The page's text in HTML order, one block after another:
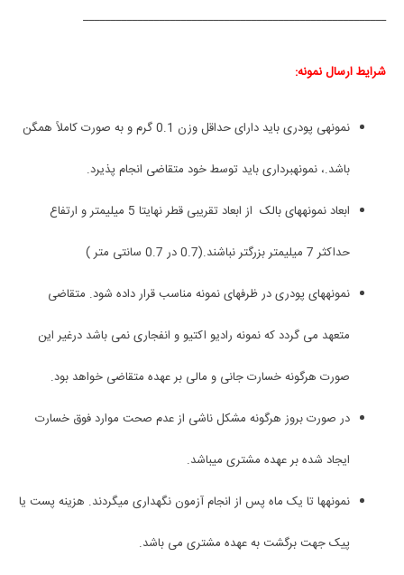
________________________________________________________
شرایط ارسال نمونه:
نمونه­­ی پودری باید دارای حداقل وزن 0.1 گرم و به صورت کاملاً همگن
باشد.، نمونه­برداری باید توسط خود متقاضی انجام پذیرد.
ابعاد نمونه­های بالک از ابعاد تقریبی قطر نهایتا 5 میلیمتر و ارتفاع
حداکثر 7 میلیمتر بزرگتر نباشند.(0.7 در 0.7 سانتی متر )
نمونه­های پودری در ظرف­های نمونه مناسب قرار داده شود. متقاضی
متعهد می گردد که نمونه رادیو اکتیو و انفجاری نمی باشد درغیر این
صورت هرگونه خسارت جانی و مالی بر عهده متقاضی خواهد بود.
در صورت بروز هرگونه مشکل ناشی از عدم صحت موارد فوق خسارت
ایجاد شده بر عهده مشتری می­باشد.
نمونه­ها تا یک ماه پس از انجام آزمون نگهداری می­گردند. هزینه پست یا
پیک جهت برگشت به عهده مشتری می باشد.